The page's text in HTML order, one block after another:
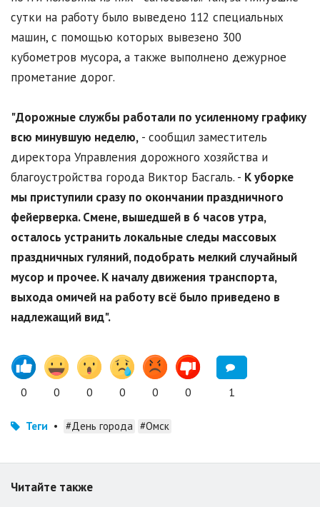
сутки на работу было выведено 112 специальных
машин, с помощью которых вывезено 300
кубометров мусора, а также выполнено дежурное
прометание дорог.
"Дорожные службы работали по усиленному графику
всю минувшую неделю, - сообщил заместитель
директора Управления дорожного хозяйства и
благоустройства города Виктор Басгаль. - К уборке
мы приступили сразу по окончании праздничного
фейерверка. Смене, вышедшей в 6 часов утра,
осталось устранить локальные следы массовых
праздничных гуляний, подобрать мелкий случайный
мусор и прочее. К началу движения транспорта,
выхода омичей на работу всё было приведено в
надлежащий вид".
0 0 0 0 0 0 1
Теги • #День города #Омск
Читайте также